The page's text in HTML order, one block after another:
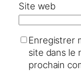
Site web
Enregistrer
site dans le
prochain